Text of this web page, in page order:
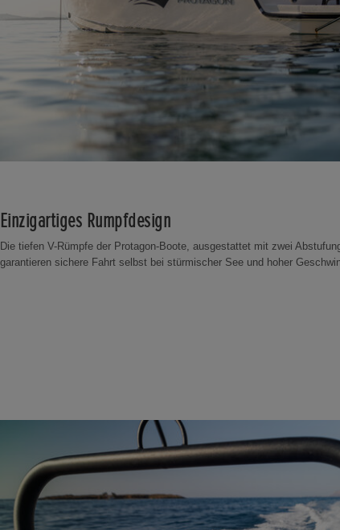
Einzigartiges Rumpfdesign
Die tiefen V-Rümpfe der Protagon-Boote, ausgestattet mit zwei
garantieren sichere Fahrt selbst bei stürmischer See und hoher